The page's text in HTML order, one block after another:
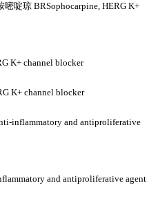
嘧啶琼 BRSophocarpine, HERG K+
K+ channel blocker
K+ channel blocker
inflammatory and antiproliferative
and antiproliferative agent